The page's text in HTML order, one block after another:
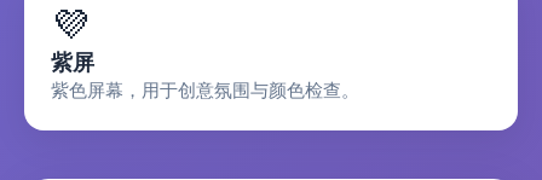
💜
紫屏
紫色屏幕，用于创意氛围与颜色检查。